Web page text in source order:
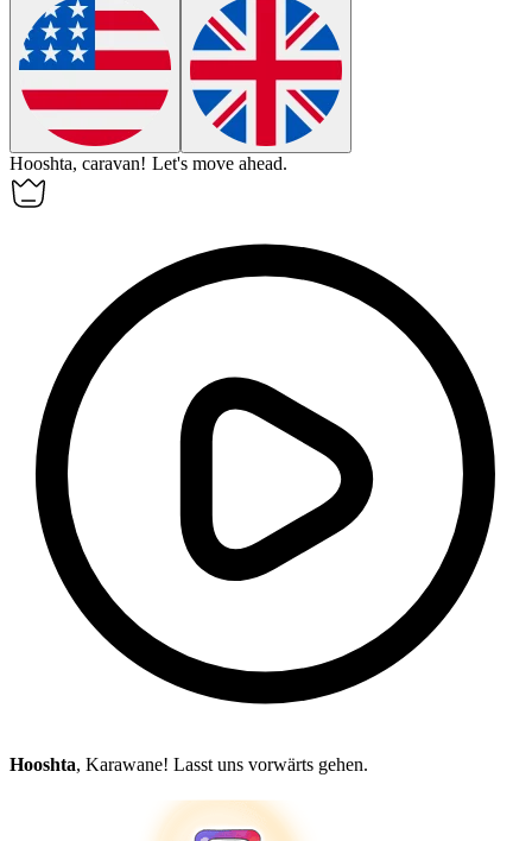
Hooshta, caravan! Let's move ahead.
Hooshta, Karawane! Lasst uns vorwärts gehen.